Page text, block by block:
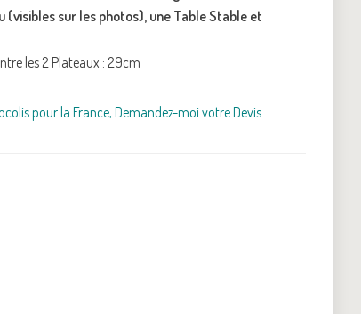
sur les photos), une Table Stable et
les 2 Plateaux : 29cm
pour la France, Demandez-moi votre Devis ..